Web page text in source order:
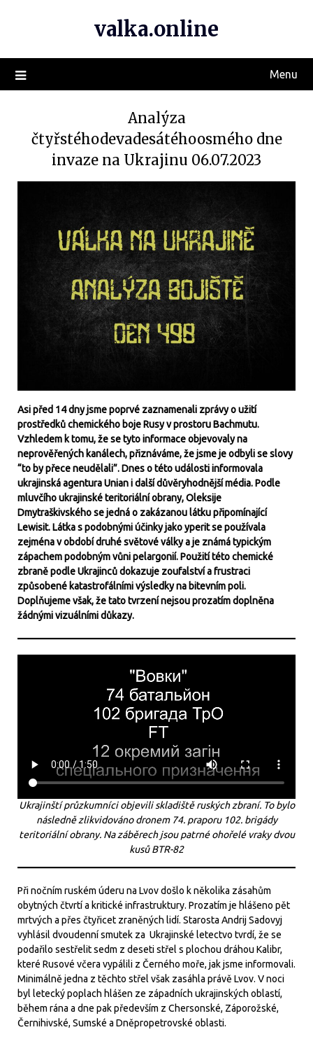
valka.online
Menu
Analýza
čtyřstéhodevadesátéhoosmého dne
invaze na Ukrajinu 06.07.2023
Asi před 14 dny jsme poprvé zaznamenali zprávy o užití
prostředků chemického boje Rusy v prostoru Bachmutu.
Vzhledem k tomu, že se tyto informace objevovaly na
neprověřených kanálech, přiznáváme, že jsme je odbyli se slovy
“to by přece neudělali”. Dnes o této události informovala
ukrajinská agentura Unian i další důvěryhodnější média. Podle
mluvčího ukrajinské teritoriální obrany, Oleksije
Dmytraškivského se jedná o zakázanou látku připomínající
Lewisit. Látka s podobnými účinky jako yperit se používala
zejména v období druhé světové války a je známá typickým
zápachem podobným vůni pelargonií. Použití této chemické
zbraně podle Ukrajinců dokazuje zoufalství a frustraci
způsobené katastrofálními výsledky na bitevním poli.
Doplňujeme však, že tato tvrzení nejsou prozatím doplněna
žádnými vizuálními důkazy.
Ukrajinští průzkumníci objevili skladiště ruských zbraní. To bylo
následně zlikvidováno dronem 74. praporu 102. brigády
teritoriální obrany. Na záběrech jsou patrné ohořelé vraky dvou
kusů BTR-82
Při nočním ruském úderu na Lvov došlo k několika zásahům
obytných čtvrtí a kritické infrastruktury. Prozatím je hlášeno pět
mrtvých a přes čtyřicet zraněných lidí. Starosta Andrij Sadovyj
vyhlásil dvoudenní smutek za Ukrajinské letectvo tvrdí, že se
podařilo sestřelit sedm z deseti střel s plochou dráhou Kalibr,
které Rusové včera vypálili z Černého moře, jak jsme informovali.
Minimálně jedna z těchto střel však zasáhla právě Lvov. V noci
byl letecký poplach hlášen ze západních ukrajinských oblastí,
během rána a dne pak především z Chersonské, Záporožské,
Černihivské, Sumské a Dněpropetrovské oblasti.